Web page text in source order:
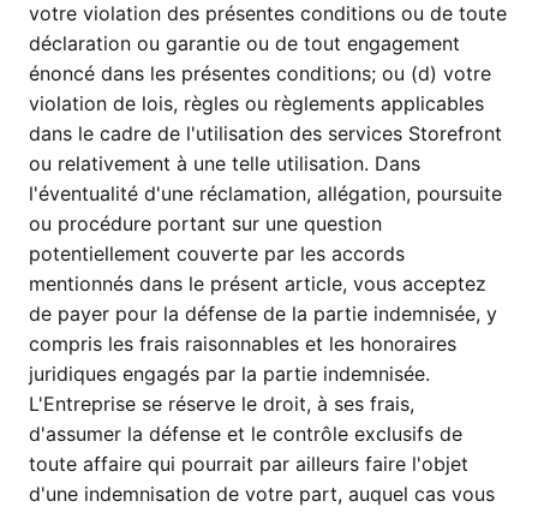
votre violation des présentes conditions ou de toute
déclaration ou garantie ou de tout engagement
énoncé dans les présentes conditions; ou (d) votre
violation de lois, règles ou règlements applicables
dans le cadre de l'utilisation des services Storefront
ou relativement à une telle utilisation. Dans
l'éventualité d'une réclamation, allégation, poursuite
ou procédure portant sur une question
potentiellement couverte par les accords
mentionnés dans le présent article, vous acceptez
de payer pour la défense de la partie indemnisée, y
compris les frais raisonnables et les honoraires
juridiques engagés par la partie indemnisée.
L'Entreprise se réserve le droit, à ses frais,
d'assumer la défense et le contrôle exclusifs de
toute affaire qui pourrait par ailleurs faire l'objet
d'une indemnisation de votre part, auquel cas vous